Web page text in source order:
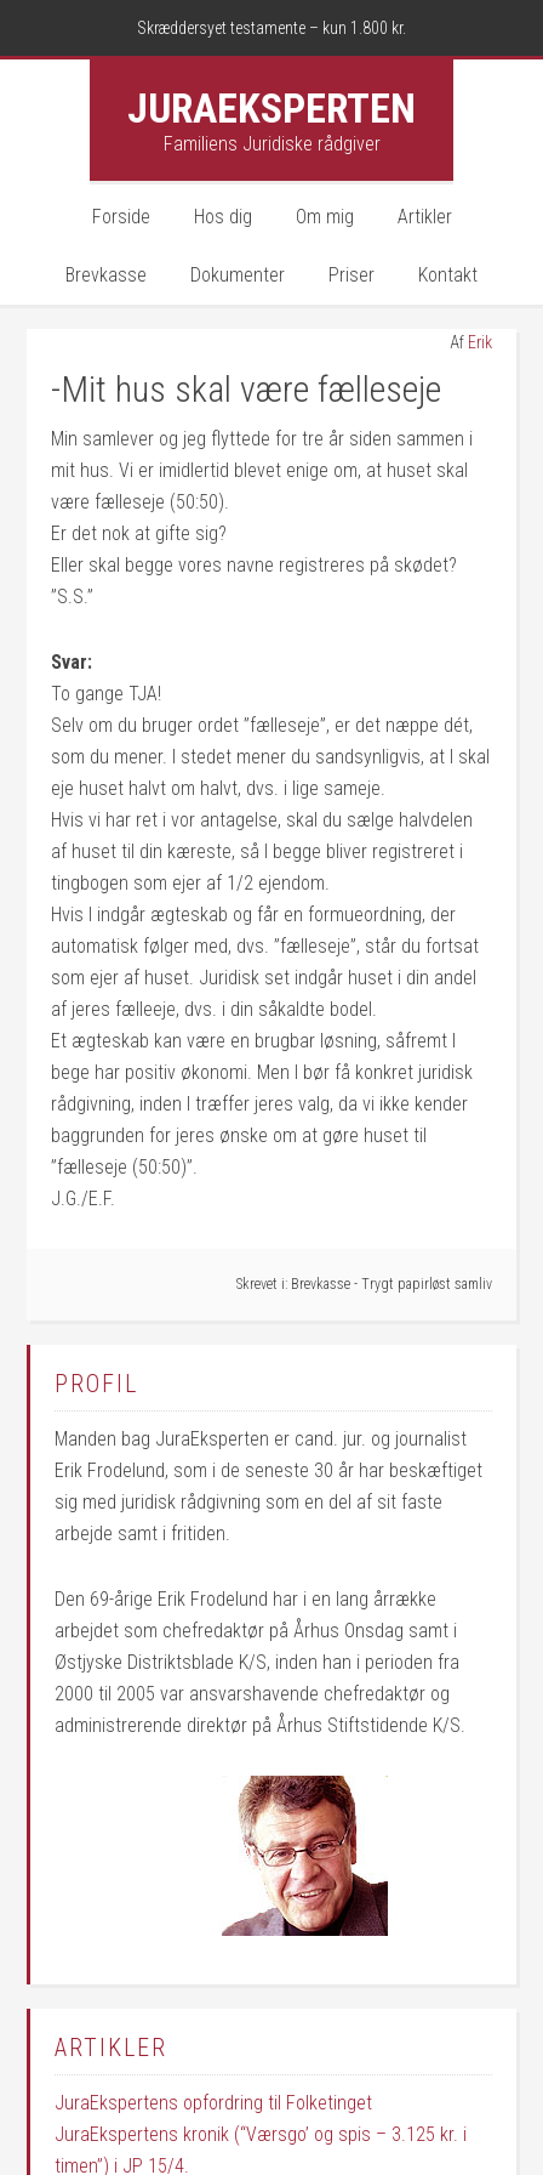
Skræddersyet testamente – kun 1.800 kr.
JURAEKSPERTEN
Familiens Juridiske rådgiver
Forside Hos dig Om mig Artikler
Brevkasse Dokumenter Priser Kontakt
Af Erik
-Mit hus skal være fælleseje
Min samlever og jeg flyttede for tre år siden sammen i
mit hus. Vi er imidlertid blevet enige om, at huset skal
være fælleseje (50:50).
Er det nok at gifte sig?
Eller skal begge vores navne registreres på skødet?
”S.S.”
Svar:
To gange TJA!
Selv om du bruger ordet ”fælleseje”, er det næppe dét,
som du mener. I stedet mener du sandsynligvis, at I skal
eje huset halvt om halvt, dvs. i lige sameje.
Hvis vi har ret i vor antagelse, skal du sælge halvdelen
af huset til din kæreste, så I begge bliver registreret i
tingbogen som ejer af 1/2 ejendom.
Hvis I indgår ægteskab og får en formueordning, der
automatisk følger med, dvs. ”fælleseje”, står du fortsat
som ejer af huset. Juridisk set indgår huset i din andel
af jeres fælleeje, dvs. i din såkaldte bodel.
Et ægteskab kan være en brugbar løsning, såfremt I
bege har positiv økonomi. Men I bør få konkret juridisk
rådgivning, inden I træffer jeres valg, da vi ikke kender
baggrunden for jeres ønske om at gøre huset til
”fælleseje (50:50)”.
J.G./E.F.
Skrevet i: Brevkasse - Trygt papirløst samliv
PROFIL
Manden bag JuraEksperten er cand. jur. og journalist
Erik Frodelund, som i de seneste 30 år har beskæftiget
sig med juridisk rådgivning som en del af sit faste
arbejde samt i fritiden.
Den 69-årige Erik Frodelund har i en lang årrække
arbejdet som chefredaktør på Århus Onsdag samt i
Østjyske Distriktsblade K/S, inden han i perioden fra
2000 til 2005 var ansvarshavende chefredaktør og
administrerende direktør på Århus Stiftstidende K/S.
ARTIKLER
JuraEkspertens opfordring til Folketinget
JuraEkspertens kronik (“Værsgo’ og spis – 3.125 kr. i
timen”) i JP 15/4.